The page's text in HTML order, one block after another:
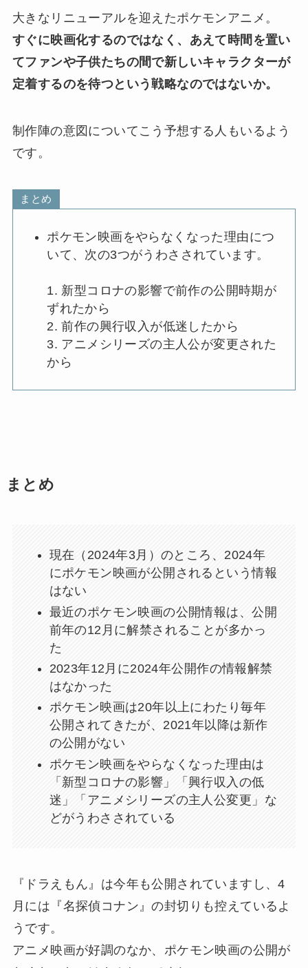
大きなリニューアルを迎えたポケモンアニメ。
すぐに映画化するのではなく、あえて時間を置い
てファンや子供たちの間で新しいキャラクターが
定着するのを待つという戦略なのではないか。
制作陣の意図についてこう予想する人もいるよう
です。
まとめ
ポケモン映画をやらなくなった理由につ
いて、次の3つがうわさされています。
1. 新型コロナの影響で前作の公開時期が
ずれたから
2. 前作の興行収入が低迷したから
3. アニメシリーズの主人公が変更された
から
まとめ
現在（2024年3月）のところ、2024年
にポケモン映画が公開されるという情報
はない
最近のポケモン映画の公開情報は、公開
前年の12月に解禁されることが多かっ
た
2023年12月に2024年公開作の情報解禁
はなかった
ポケモン映画は20年以上にわたり毎年
公開されてきたが、2021年以降は新作
の公開がない
ポケモン映画をやらなくなった理由は
「新型コロナの影響」「興行収入の低
迷」「アニメシリーズの主人公変更」な
どがうわさされている
『ドラえもん』は今年も公開されていますし、4
月には『名探偵コナン』の封切りも控えているよ
うです。
アニメ映画が好調のなか、ポケモン映画の公開が